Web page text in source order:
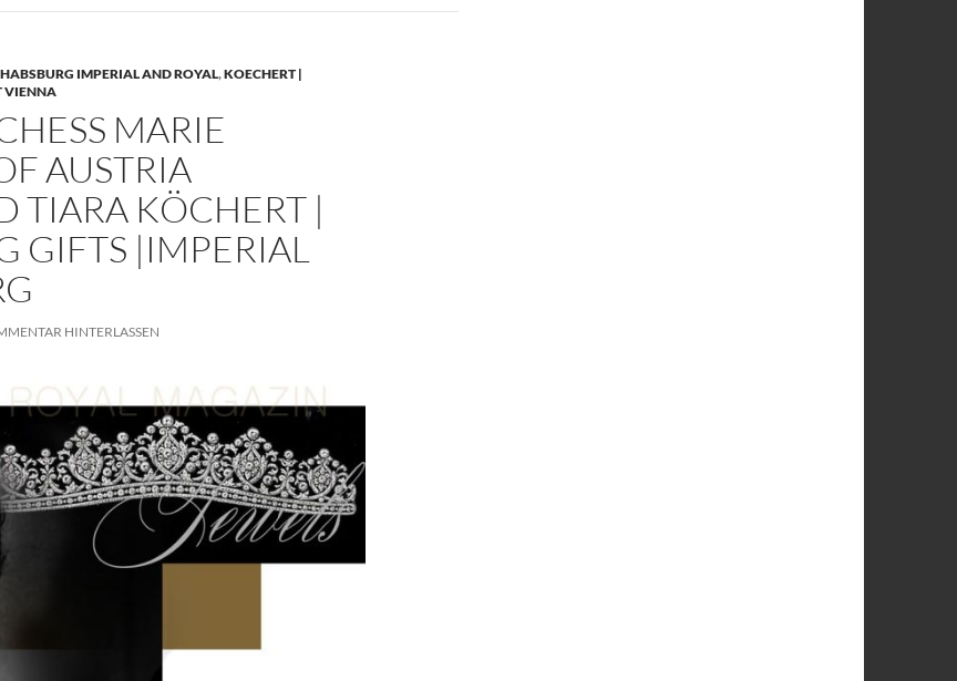
IMPERIAL AND ROYAL,KOECHERT |
VIENNA
MARIE
AUSTRIA
TIARA KÖCHERT |
GIFTS |IMPERIAL
HINTERLASSEN